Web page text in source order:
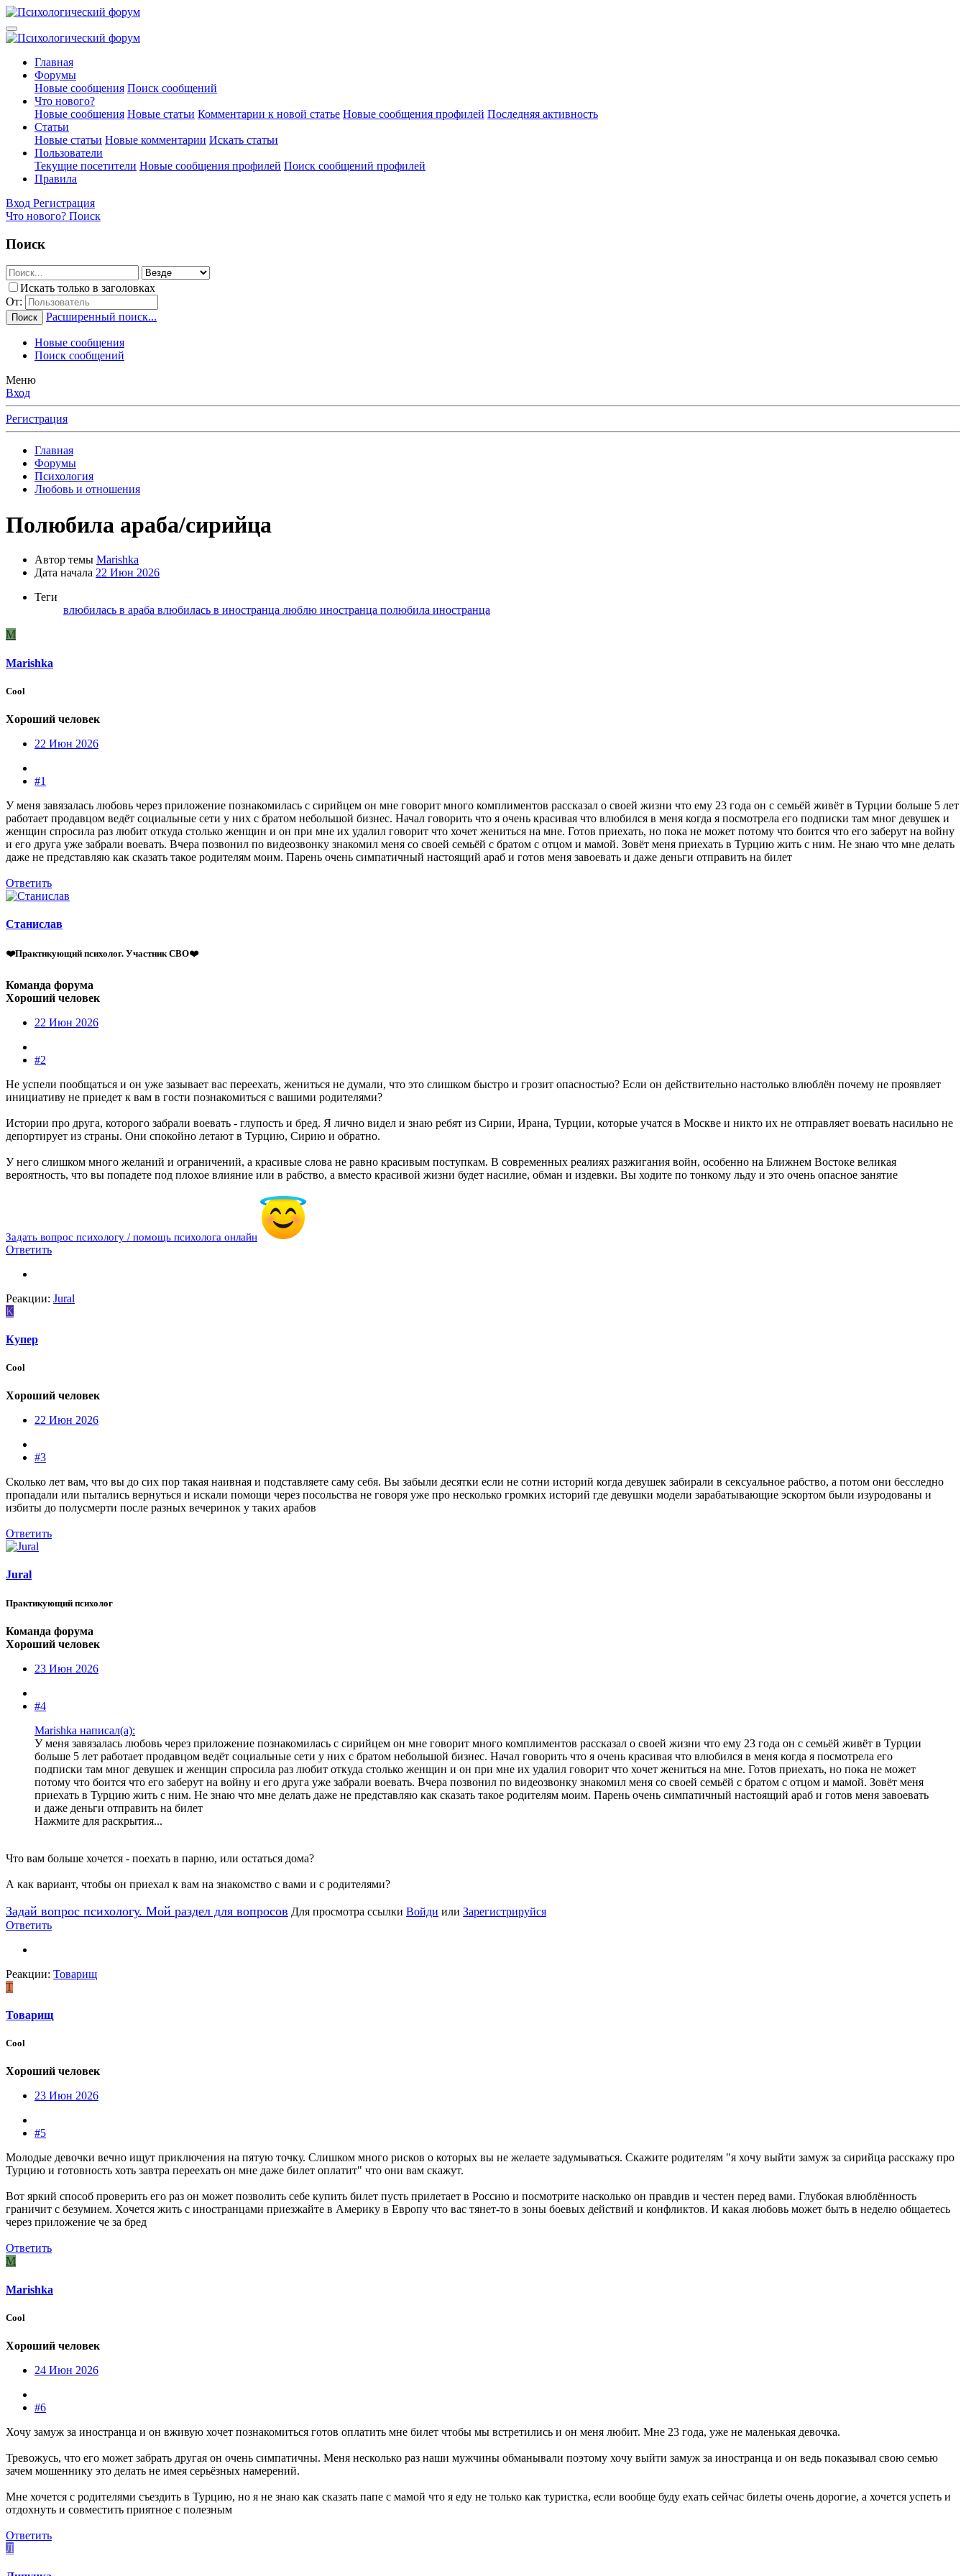
Главная
Форумы
Новые сообщения Поиск сообщений
Что нового?
Новые сообщения Новые статьи Комментарии к новой статье Новые сообщения профилей Последняя активность
Статьи
Новые статьи Новые комментарии Искать статьи
Пользователи
Текущие посетители Новые сообщения профилей Поиск сообщений профилей
Правила
Вход Регистрация
Что нового? Поиск
Поиск
Искать только в заголовках
От:
Поиск Расширенный поиск...
Новые сообщения
Поиск сообщений
Меню
Вход
Регистрация
Главная
Форумы
Психология
Любовь и отношения
Полюбила араба/сирийца
Автор темы Marishka
Дата начала 22 Июн 2026
Теги
влюбилась в араба влюбилась в иностранца люблю иностранца полюбила иностранца
M
Marishka
Cool
Хороший человек
22 Июн 2026
#1
У меня завязалась любовь через приложение познакомилась с сирийцем он мне говорит много комплиментов рассказал о своей жизни что ему 23 года он с семьёй живёт в Турции больше 5 лет
работает продавцом ведёт социальные сети у них с братом небольшой бизнес. Начал говорить что я очень красивая что влюбился в меня когда я посмотрела его подписки там мног девушек и
женщин спросила раз любит откуда столько женщин и он при мне их удалил говорит что хочет жениться на мне. Готов приехать, но пока не может потому что боится что его заберут на войну
и его друга уже забрали воевать. Вчера позвонил по видеозвонку знакомил меня со своей семьёй с братом с отцом и мамой. Зовёт меня приехать в Турцию жить с ним. Не знаю что мне делать
даже не представляю как сказать такое родителям моим. Парень очень симпатичный настоящий араб и готов меня завоевать и даже деньги отправить на билет
Ответить
Станислав
❤️Практикующий психолог. Участник СВО❤️
Команда форума
Хороший человек
22 Июн 2026
#2
Не успели пообщаться и он уже зазывает вас переехать, жениться не думали, что это слишком быстро и грозит опасностью? Если он действительно настолько влюблён почему не проявляет
инициативу не приедет к вам в гости познакомиться с вашими родителями?
Истории про друга, которого забрали воевать - глупость и бред. Я лично видел и знаю ребят из Сирии, Ирана, Турции, которые учатся в Москве и никто их не отправляет воевать насильно не
депортирует из страны. Они спокойно летают в Турцию, Сирию и обратно.
У него слишком много желаний и ограничений, а красивые слова не равно красивым поступкам. В современных реалиях разжигания войн, особенно на Ближнем Востоке великая
вероятность, что вы попадете под плохое влияние или в рабство, а вместо красивой жизни будет насилие, обман и издевки. Вы ходите по тонкому льду и это очень опасное занятие
Задать вопрос психологу / помощь психолога онлайн
Ответить
Реакции: Jural
К
Купер
Cool
Хороший человек
22 Июн 2026
#3
Сколько лет вам, что вы до сих пор такая наивная и подставляете саму себя. Вы забыли десятки если не сотни историй когда девушек забирали в сексуальное рабство, а потом они бесследно
пропадали или пытались вернуться и искали помощи через посольства не говоря уже про несколько громких историй где девушки модели зарабатывающие эскортом были изуродованы и
избиты до полусмерти после разных вечеринок у таких арабов
Ответить
Jural
Практикующий психолог
Команда форума
Хороший человек
23 Июн 2026
#4
Marishka написал(а):
У меня завязалась любовь через приложение познакомилась с сирийцем он мне говорит много комплиментов рассказал о своей жизни что ему 23 года он с семьёй живёт в Турции
больше 5 лет работает продавцом ведёт социальные сети у них с братом небольшой бизнес. Начал говорить что я очень красивая что влюбился в меня когда я посмотрела его
подписки там мног девушек и женщин спросила раз любит откуда столько женщин и он при мне их удалил говорит что хочет жениться на мне. Готов приехать, но пока не может
потому что боится что его заберут на войну и его друга уже забрали воевать. Вчера позвонил по видеозвонку знакомил меня со своей семьёй с братом с отцом и мамой. Зовёт меня
приехать в Турцию жить с ним. Не знаю что мне делать даже не представляю как сказать такое родителям моим. Парень очень симпатичный настоящий араб и готов меня завоевать
и даже деньги отправить на билет
Нажмите для раскрытия...
Что вам больше хочется - поехать в парню, или остаться дома?
А как вариант, чтобы он приехал к вам на знакомство с вами и с родителями?
Задай вопрос психологу. Мой раздел для вопросов Для просмотра ссылки Войди или Зарегистрируйся
Ответить
Реакции: Товарищ
Т
Товарищ
Cool
Хороший человек
23 Июн 2026
#5
Молодые девочки вечно ищут приключения на пятую точку. Слишком много рисков о которых вы не желаете задумываться. Скажите родителям "я хочу выйти замуж за сирийца расскажу про
Турцию и готовность хоть завтра переехать он мне даже билет оплатит" что они вам скажут.
Вот яркий способ проверить его раз он может позволить себе купить билет пусть прилетает в Россию и посмотрите насколько он правдив и честен перед вами. Глубокая влюблённость
граничит с безумием. Хочется жить с иностранцами приезжайте в Америку в Европу что вас тянет-то в зоны боевых действий и конфликтов. И какая любовь может быть в неделю общаетесь
через приложение че за бред
Ответить
M
Marishka
Cool
Хороший человек
24 Июн 2026
#6
Хочу замуж за иностранца и он вживую хочет познакомиться готов оплатить мне билет чтобы мы встретились и он меня любит. Мне 23 года, уже не маленькая девочка.
Тревожусь, что его может забрать другая он очень симпатичны. Меня несколько раз наши мужчины обманывали поэтому хочу выйти замуж за иностранца и он ведь показывал свою семью
зачем мошеннику это делать не имея серьёзных намерений.
Мне хочется с родителями съездить в Турцию, но я не знаю как сказать папе с мамой что я еду не только как туристка, если вообще буду ехать сейчас билеты очень дорогие, а хочется успеть и
отдохнуть и совместить приятное с полезным
Ответить
Л